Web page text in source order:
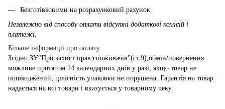
Безготівковими на розрахунковий рахунок.
Незалежно від способу оплати відсутні додаткові комісій і
платежі.
Більше інформації про оплату
Згідно ЗУ"Про захист прав споживачів"(ст.9),обмін/повернення
можливе протягом 14 календарних днів у разі, якщо товар не
пошкоджений, цілісність упаковки не порушена. Гарантія на товар
надається на всі товари і вказується у товарному чеку.